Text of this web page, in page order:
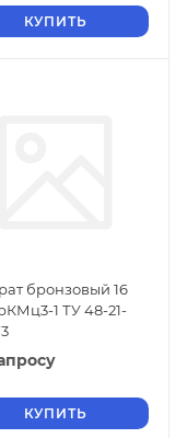
КУПИТЬ
бронзовый 16
1 ТУ 48-21-
КУПИТЬ